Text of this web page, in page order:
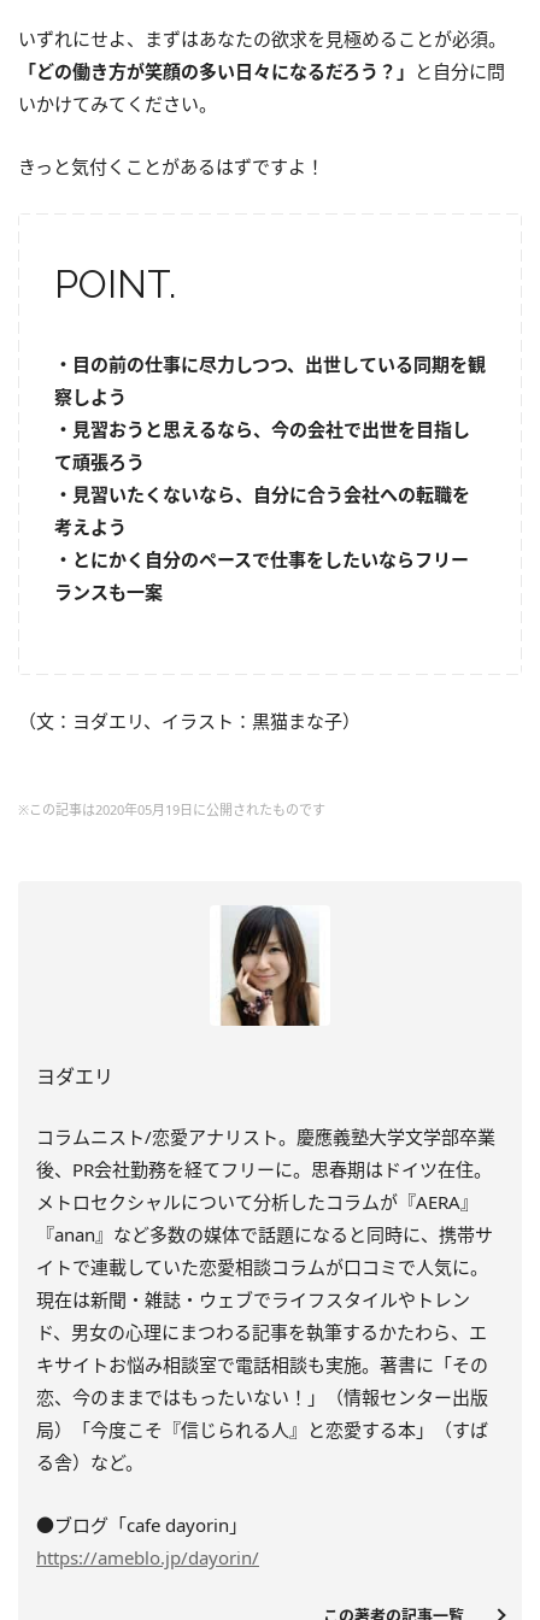
いずれにせよ、まずはあなたの欲求を見極めることが必須。
「どの働き方が笑顔の多い日々になるだろう？」 と自分に問
いかけてみてください。
きっと気付くことがあるはずですよ！
POINT.
・目の前の仕事に尽力しつつ、出世している同期を観
察しよう
・見習おうと思えるなら、今の会社で出世を目指し
て頑張ろう
・見習いたくないなら、自分に合う会社への転職を
考えよう
・とにかく自分のペースで仕事をしたいならフリー
ランスも一案
（文：ヨダエリ、イラスト：黒猫まな子）
※この記事は2020年05月19日に公開されたものです
ヨダエリ
コラムニスト/恋愛アナリスト。慶應義塾大学文学部卒業
後、PR会社勤務を経てフリーに。思春期はドイツ在住。
メトロセクシャルについて分析したコラムが『AERA』
『anan』など多数の媒体で話題になると同時に、携帯サ
イトで連載していた恋愛相談コラムが口コミで人気に。
現在は新聞・雑誌・ウェブでライフスタイルやトレン
ド、男女の心理にまつわる記事を執筆するかたわら、エ
キサイトお悩み相談室で電話相談も実施。著書に「その
恋、今のままではもったいない！」（情報センター出版
局）「今度こそ『信じられる人』と恋愛する本」（すば
る舎）など。
●ブログ「cafe dayorin」
https://ameblo.jp/dayorin/
この著者の記事一覧